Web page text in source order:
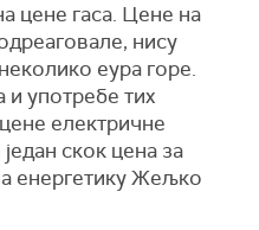
цене гаса. Цене на
нису
еура горе.
употребе тих
електричне
скок цена за
енергетику Жељко